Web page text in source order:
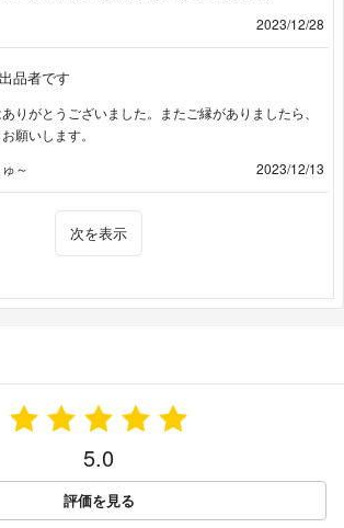
2023/12/28
品者です
りがとうございました。またご縁がありましたら、
願いします。
～
2023/12/13
次を表示
5.0
評価を見る